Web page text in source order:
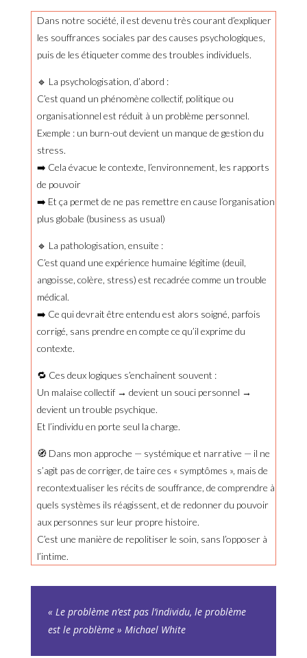
Dans notre société, il est devenu très courant d’expliquer
les souffrances sociales par des causes psychologiques,
puis de les étiqueter comme des troubles individuels.
🔹 La psychologisation, d’abord :
C’est quand un phénomène collectif, politique ou
organisationnel est réduit à un problème personnel.
Exemple : un burn-out devient un manque de gestion du
stress.
➡️ Cela évacue le contexte, l’environnement, les rapports
de pouvoir
➡️ Et ça permet de ne pas remettre en cause l’organisation
plus globale (business as usual)
🔹 La pathologisation, ensuite :
C’est quand une expérience humaine légitime (deuil,
angoisse, colère, stress) est recadrée comme un trouble
médical.
➡️ Ce qui devrait être entendu est alors soigné, parfois
corrigé, sans prendre en compte ce qu’il exprime du
contexte.
🔁 Ces deux logiques s’enchaînent souvent :
Un malaise collectif → devient un souci personnel →
devient un trouble psychique.
Et l’individu en porte seul la charge.
🧭 Dans mon approche — systémique et narrative — il ne
s’agit pas de corriger, de taire ces « symptômes », mais de
recontextualiser les récits de souffrance, de comprendre à
quels systèmes ils réagissent, et de redonner du pouvoir
aux personnes sur leur propre histoire.
C’est une manière de repolitiser le soin, sans l’opposer à
l’intime.
« Le problème n’est pas l’individu, le problème
est le problème » Michael White